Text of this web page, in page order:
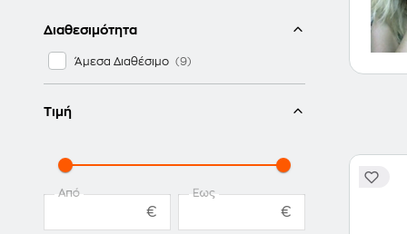
Διαθεσιμότητα
Άμεσα Διαθέσιμο
Τιμή
Από
€
Έως
€